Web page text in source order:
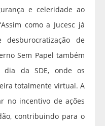
e celeridade ao
como a Jucesc já
de
Sem Papel também
da SDE, onde os
totalmente virtual. A
no incentivo de ações
contribuindo para o